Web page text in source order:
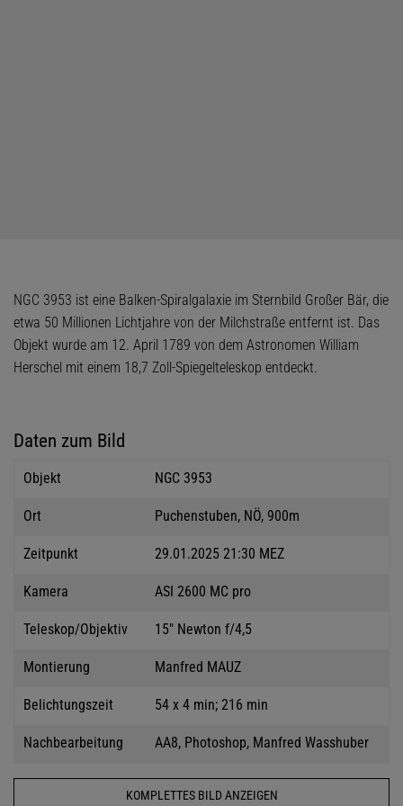
NGC 3953 ist eine Balken-Spiralgalaxie im Sternbild Großer Bär, die
etwa 50 Millionen Lichtjahre von der Milchstraße entfernt ist. Das
Objekt wurde am 12. April 1789 von dem Astronomen William
Herschel mit einem 18,7 Zoll-Spiegelteleskop entdeckt.
Daten zum Bild
Objekt NGC 3953
Ort Puchenstuben, NÖ, 900m
Zeitpunkt 29.01.2025 21:30 MEZ
Kamera ASI 2600 MC pro
Teleskop/Objektiv 15" Newton f/4,5
Montierung Manfred MAUZ
Belichtungszeit 54 x 4 min; 216 min
Nachbearbeitung AA8, Photoshop, Manfred Wasshuber
KOMPLETTES BILD ANZEIGEN